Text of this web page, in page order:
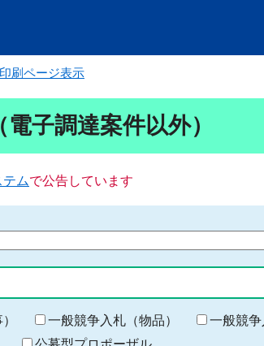
刷ページ表示
子調達案件以外）
ムで公告しています
一般競争入札（物品）
一般競争